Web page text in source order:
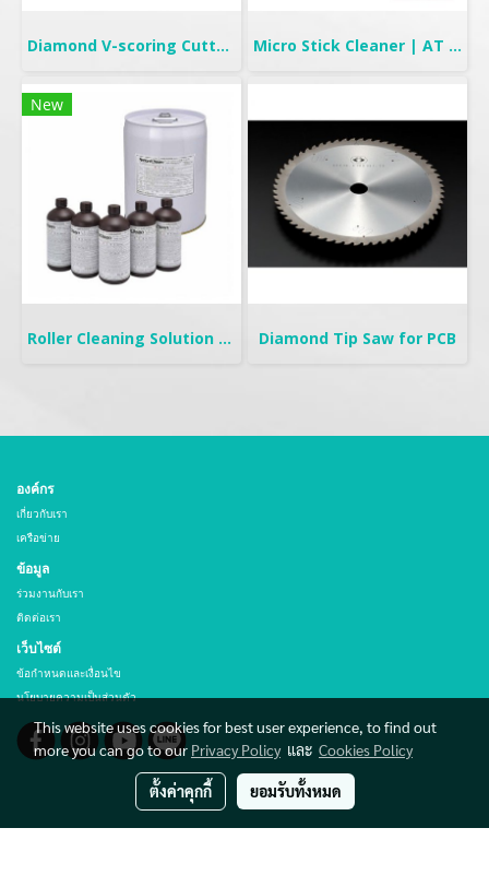
Diamond V-scoring Cutter for PCB Micro Stick Cleaner | AT Stick
New
Roller Cleaning Solution | TC-315FL & TC-325NF Diamond Tip Saw for PCB
องค์กร
เกี่ยวกับเรา
เครือข่าย
ข้อมูล
ร่วมงานกับเรา
ติดต่อเรา
เว็บไซต์
ข้อกำหนดและเงื่อนไข
นโยบายความเป็นส่วนตัว
This website uses cookies for best user experience, to find out
more you can go to our Privacy Policyและ Cookies Policy
ตั้งค่าคุกกี้ ยอมรับทั้งหมด